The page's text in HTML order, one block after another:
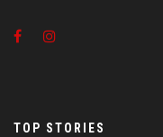
TOP STORIES